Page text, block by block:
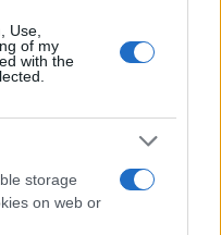
Use,
of my
with the
storage
on web or
μέλλον.